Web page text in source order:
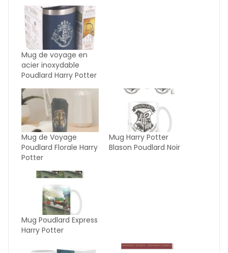
Mug de voyage en
acier inoxydable
Poudlard Harry Potter
Mug de Voyage
Poudlard Florale Harry
Potter
Mug Harry Potter
Blason Poudlard Noir
Mug Poudlard Express
Harry Potter